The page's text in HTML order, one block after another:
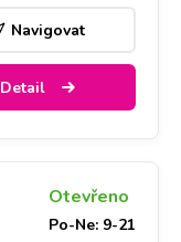
Navigovat
Detail
Otevřeno
Po-Ne: 9-21